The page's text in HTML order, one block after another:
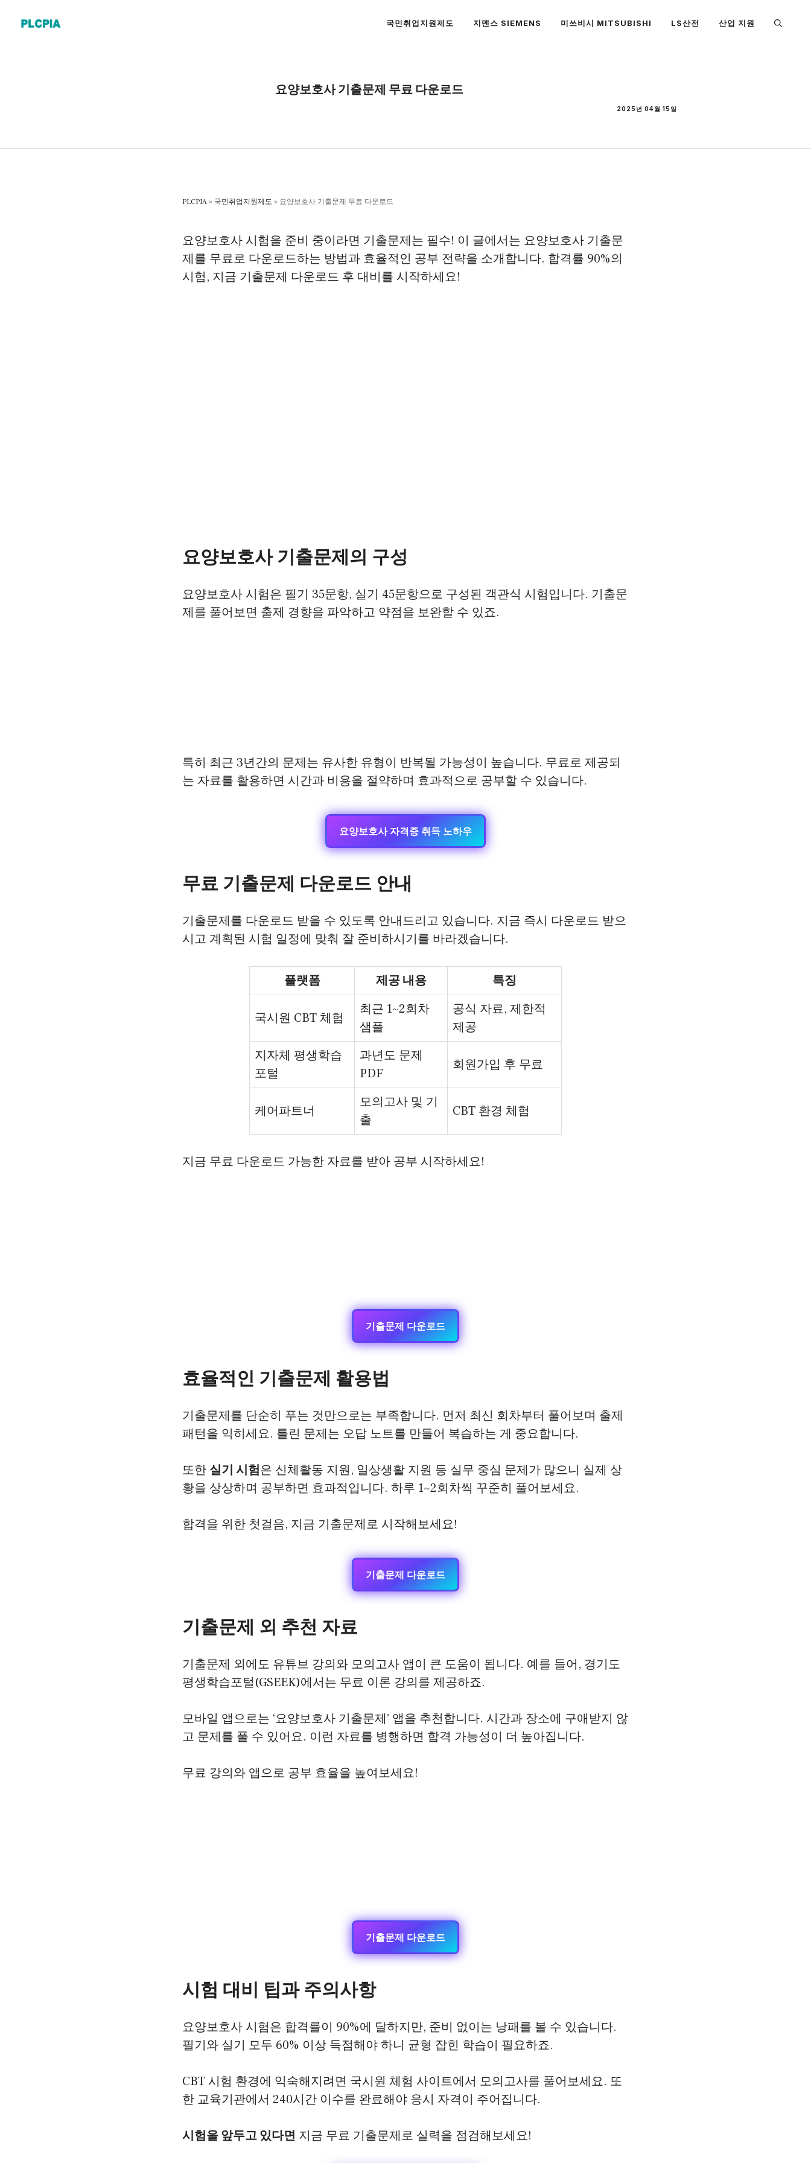
국민취업지원제도 지멘스 SIEMENS 미쓰비시 MITSUBISHI LS산전 산업 지원
요양보호사 기출문제 무료 다운로드
2025년 04월 15일
PLCPIA » 국민취업지원제도 » 요양보호사 기출문제 무료 다운로드
요양보호사 시험을 준비 중이라면 기출문제는 필수! 이 글에서는 요양보호사 기출문
제를 무료로 다운로드하는 방법과 효율적인 공부 전략을 소개합니다. 합격률 90%의
시험, 지금 기출문제 다운로드 후 대비를 시작하세요!
요양보호사 기출문제의 구성
요양보호사 시험은 필기 35문항, 실기 45문항으로 구성된 객관식 시험입니다. 기출문
제를 풀어보면 출제 경향을 파악하고 약점을 보완할 수 있죠.
특히 최근 3년간의 문제는 유사한 유형이 반복될 가능성이 높습니다. 무료로 제공되
는 자료를 활용하면 시간과 비용을 절약하며 효과적으로 공부할 수 있습니다.
요양보호사 자격증 취득 노하우
무료 기출문제 다운로드 안내
기출문제를 다운로드 받을 수 있도록 안내드리고 있습니다. 지금 즉시 다운로드 받으
시고 계획된 시험 일정에 맞춰 잘 준비하시기를 바라겠습니다.
플랫폼 제공 내용 특징
국시원 CBT 체험
최근 1~2회차
샘플
공식 자료, 제한적
제공
지자체 평생학습
포털
과년도 문제
PDF
회원가입 후 무료
케어파트너
모의고사 및 기
출
CBT 환경 체험
지금 무료 다운로드 가능한 자료를 받아 공부 시작하세요!
기출문제 다운로드
효율적인 기출문제 활용법
기출문제를 단순히 푸는 것만으로는 부족합니다. 먼저 최신 회차부터 풀어보며 출제
패턴을 익히세요. 틀린 문제는 오답 노트를 만들어 복습하는 게 중요합니다.
또한 실기 시험은 신체활동 지원, 일상생활 지원 등 실무 중심 문제가 많으니 실제 상
황을 상상하며 공부하면 효과적입니다. 하루 1~2회차씩 꾸준히 풀어보세요.
합격을 위한 첫걸음, 지금 기출문제로 시작해보세요!
기출문제 다운로드
기출문제 외 추천 자료
기출문제 외에도 유튜브 강의와 모의고사 앱이 큰 도움이 됩니다. 예를 들어, 경기도
평생학습포털(GSEEK)에서는 무료 이론 강의를 제공하죠.
모바일 앱으로는 ‘요양보호사 기출문제’ 앱을 추천합니다. 시간과 장소에 구애받지 않
고 문제를 풀 수 있어요. 이런 자료를 병행하면 합격 가능성이 더 높아집니다.
무료 강의와 앱으로 공부 효율을 높여보세요!
기출문제 다운로드
시험 대비 팁과 주의사항
요양보호사 시험은 합격률이 90%에 달하지만, 준비 없이는 낭패를 볼 수 있습니다.
필기와 실기 모두 60% 이상 득점해야 하니 균형 잡힌 학습이 필요하죠.
CBT 시험 환경에 익숙해지려면 국시원 체험 사이트에서 모의고사를 풀어보세요. 또
한 교육기관에서 240시간 이수를 완료해야 응시 자격이 주어집니다.
시험을 앞두고 있다면 지금 무료 기출문제로 실력을 점검해보세요!